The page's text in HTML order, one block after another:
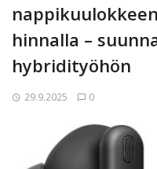
hinnalla –
hybridityöhön
29.9.2025 0